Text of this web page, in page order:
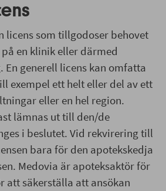
licens som tillgodoser behovet
en klinik eller därmed
generell licens kan omfatta
exempel ett helt eller del av ett
eller en hel region.
lämnas ut till den/de
i beslutet. Vid rekvirering till
bara för den apotekskedja
Medovia är apoteksaktör för
att säkerställa att ansökan